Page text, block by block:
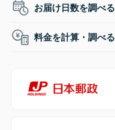
お届け日数を調べる
料金を計算・調べる